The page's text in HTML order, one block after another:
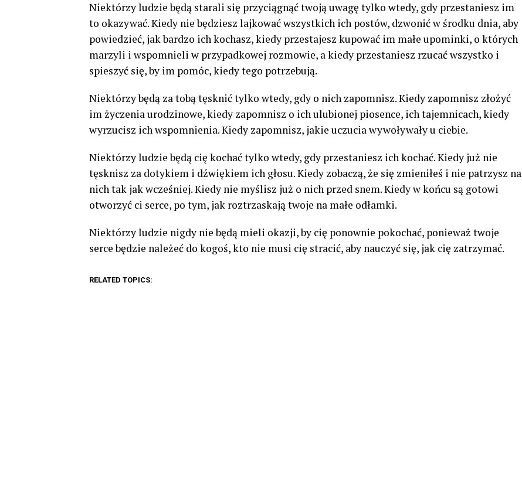
Niektórzy ludzie będą starali się przyciągnąć twoją uwagę tylko wtedy, gdy przestaniesz im
to okazywać. Kiedy nie będziesz lajkować wszystkich ich postów, dzwonić w środku dnia, aby
powiedzieć, jak bardzo ich kochasz, kiedy przestajesz kupować im małe upominki, o których
marzyli i wspomnieli w przypadkowej rozmowie, a kiedy przestaniesz rzucać wszystko i
spieszyć się, by im pomóc, kiedy tego potrzebują.
Niektórzy będą za tobą tęsknić tylko wtedy, gdy o nich zapomnisz. Kiedy zapomnisz złożyć
im życzenia urodzinowe, kiedy zapomnisz o ich ulubionej piosence, ich tajemnicach, kiedy
wyrzucisz ich wspomnienia. Kiedy zapomnisz, jakie uczucia wywoływały u ciebie.
Niektórzy ludzie będą cię kochać tylko wtedy, gdy przestaniesz ich kochać. Kiedy już nie
tęsknisz za dotykiem i dźwiękiem ich głosu. Kiedy zobaczą, że się zmieniłeś i nie patrzysz na
nich tak jak wcześniej. Kiedy nie myślisz już o nich przed snem. Kiedy w końcu są gotowi
otworzyć ci serce, po tym, jak roztrzaskają twoje na małe odłamki.
Niektórzy ludzie nigdy nie będą mieli okazji, by cię ponownie pokochać, ponieważ twoje
serce będzie należeć do kogoś, kto nie musi cię stracić, aby nauczyć się, jak cię zatrzymać.
RELATED TOPICS: